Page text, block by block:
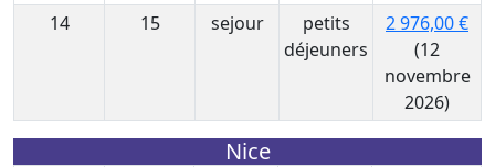
14
15 sejour
petits
déjeuners
2 976,00 €
(12
novembre
2026)
Nice